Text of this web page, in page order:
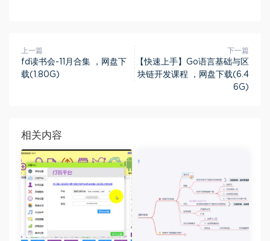
上一篇
fd读书会-11月合集 ，网盘下
载(1.80G)
下一篇
【快速上手】Go语言基础与区
块链开发课程 ，网盘下载(6.4
6G)
相关内容